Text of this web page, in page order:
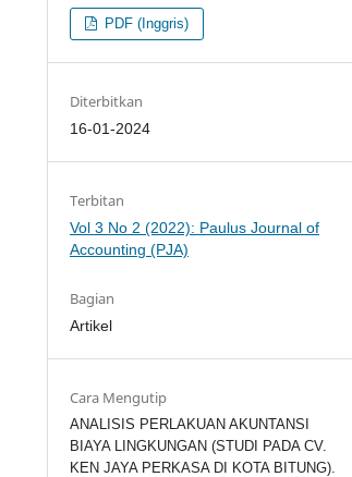
PDF (Inggris)
Diterbitkan
16-01-2024
Terbitan
Vol 3 No 2 (2022): Paulus Journal of
Accounting (PJA)
Bagian
Artikel
Cara Mengutip
ANALISIS PERLAKUAN AKUNTANSI
BIAYA LINGKUNGAN (STUDI PADA CV.
KEN JAYA PERKASA DI KOTA BITUNG).